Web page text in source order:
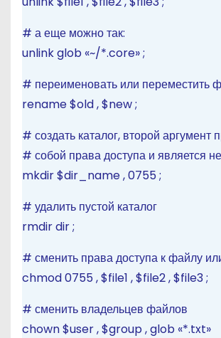
# а еще можно так:
unlinkglob «~/*.core»;
# переименовать или переместить
rename$old,$new;
# создать каталог, второй аргумент
# собой права доступа и является
mkdir$dir_name,0755 ;
# удалить пустой каталог
rmdirdir;
# сменить права доступа к файлу
chmod0755 ,$file1 ,$file2,$file3;
# сменить владельцев файлов
chown$user,$group ,glob «*.txt»